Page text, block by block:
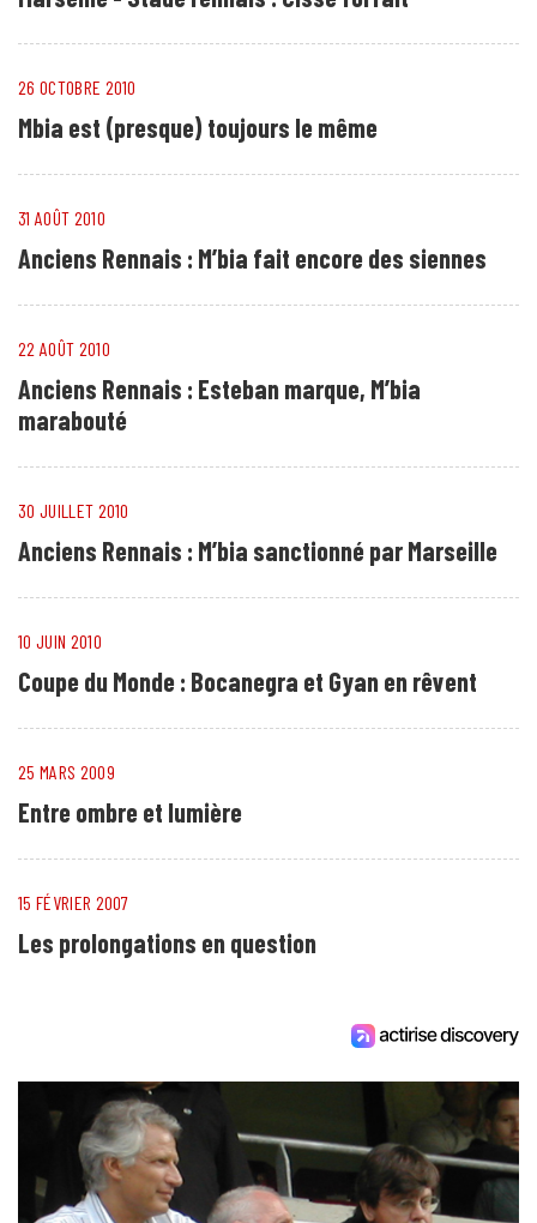
26 OCTOBRE 2010
Mbia est (presque) toujours le même
31 AOÛT 2010
Anciens Rennais : M’bia fait encore des siennes
22 AOÛT 2010
Anciens Rennais : Esteban marque, M’bia
marabouté
30 JUILLET 2010
Anciens Rennais : M’bia sanctionné par Marseille
10 JUIN 2010
Coupe du Monde : Bocanegra et Gyan en rêvent
25 MARS 2009
Entre ombre et lumière
15 FÉVRIER 2007
Les prolongations en question